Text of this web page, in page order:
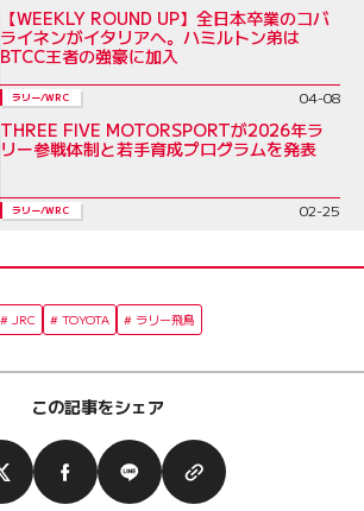
【WEEKLY ROUND UP】全日本卒業のコバ
ライネンがイタリアへ。ハミルトン弟は
BTCC王者の強豪に加入
ラリー/WRC 04-08
THREE FIVE MOTORSPORTが2026年ラ
リー参戦体制と若手育成プログラムを発表
ラリー/WRC 02-25
JRC TOYOTA ラリー飛鳥
この記事をシェア